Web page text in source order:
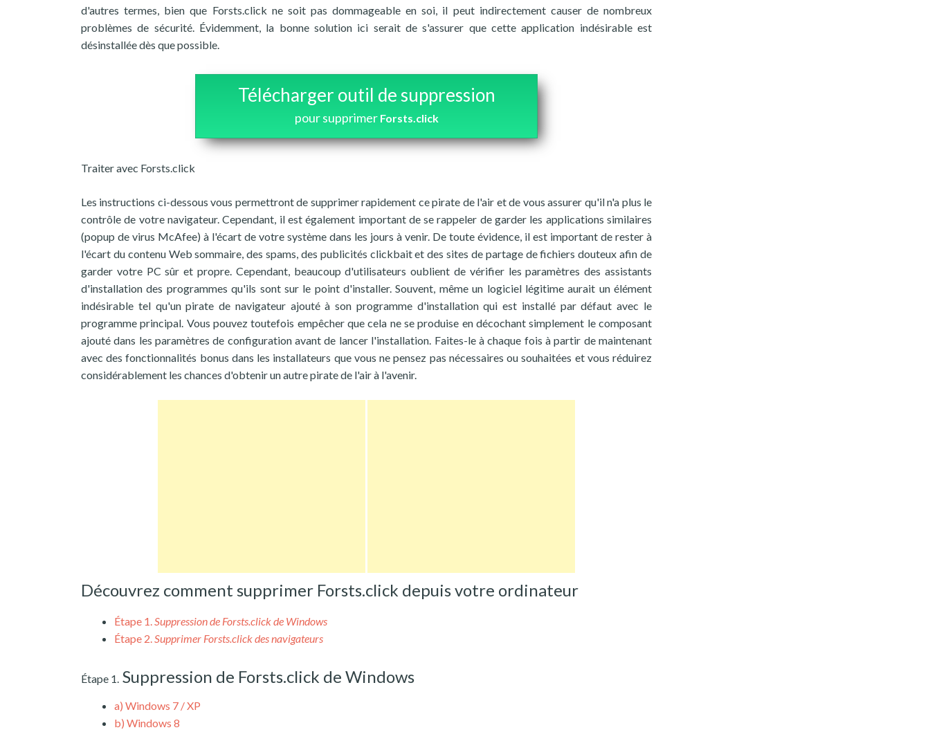
d'autres termes, bien que Forsts.click ne soit pas dommageable en soi, il peut indirectement causer de nombreux
problèmes de sécurité. Évidemment, la bonne solution ici serait de s'assurer que cette application indésirable est
désinstallée dès que possible.
Télécharger outil de suppression
pour supprimer Forsts.click
Traiter avec Forsts.click
Les instructions ci-dessous vous permettront de supprimer rapidement ce pirate de l'air et de vous assurer qu'il n'a plus le
contrôle de votre navigateur. Cependant, il est également important de se rappeler de garder les applications similaires
(popup de virus McAfee) à l'écart de votre système dans les jours à venir. De toute évidence, il est important de rester à
l'écart du contenu Web sommaire, des spams, des publicités clickbait et des sites de partage de fichiers douteux afin de
garder votre PC sûr et propre. Cependant, beaucoup d'utilisateurs oublient de vérifier les paramètres des assistants
d'installation des programmes qu'ils sont sur le point d'installer. Souvent, même un logiciel légitime aurait un élément
indésirable tel qu'un pirate de navigateur ajouté à son programme d'installation qui est installé par défaut avec le
programme principal. Vous pouvez toutefois empêcher que cela ne se produise en décochant simplement le composant
ajouté dans les paramètres de configuration avant de lancer l'installation. Faites-le à chaque fois à partir de maintenant
avec des fonctionnalités bonus dans les installateurs que vous ne pensez pas nécessaires ou souhaitées et vous réduirez
considérablement les chances d'obtenir un autre pirate de l'air à l'avenir.
Découvrez comment supprimer Forsts.click depuis votre ordinateur
Étape 1.Suppression de Forsts.click de Windows
Étape 2.Supprimer Forsts.click des navigateurs
Étape 1. Suppression de Forsts.click de Windows
a) Windows 7 / XP
b) Windows 8